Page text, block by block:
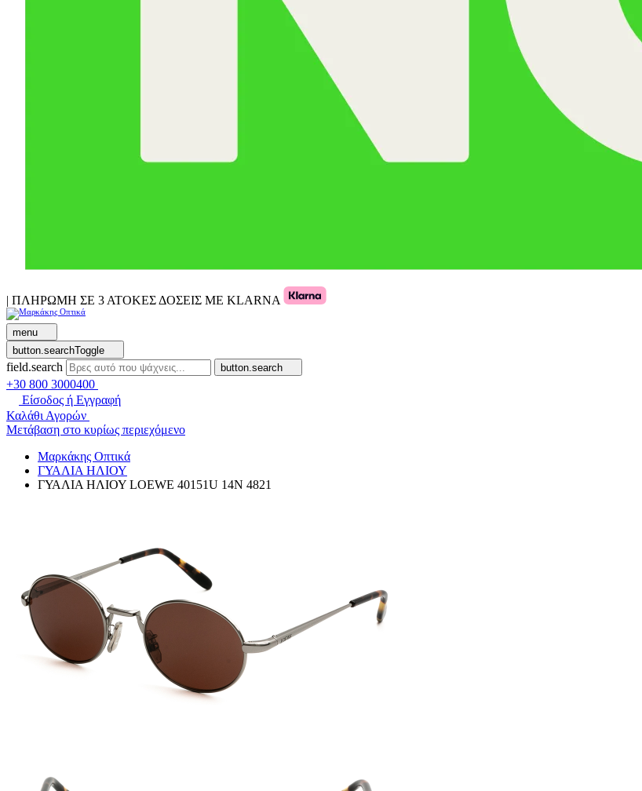
| ΠΛΗΡΩΜΗ ΣΕ 3 ΑΤΟΚΕΣ ΔΟΣΕΙΣ ΜΕ KLARNA
menu
button.searchToggle
field.search button.search
+30 800 3000400
Είσοδος ή Εγγραφή
Καλάθι Αγορών
Μετάβαση στο κυρίως περιεχόμενο
Μαρκάκης Οπτικά
ΓΥΑΛΙΑ ΗΛΙΟΥ
ΓΥΑΛΙΑ ΗΛΙΟΥ LOEWE 40151U 14N 4821